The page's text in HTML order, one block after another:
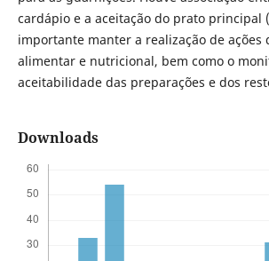
cardápio e a aceitação do prato principal
importante manter a realização de ações
alimentar e nutricional, bem como o
aceitabilidade das preparações e dos
Downloads